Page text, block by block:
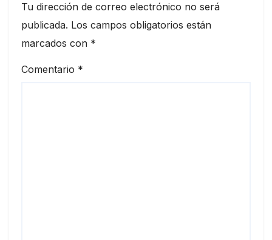
Tu dirección de correo electrónico no será
publicada. Los campos obligatorios están
marcados con *
Comentario *